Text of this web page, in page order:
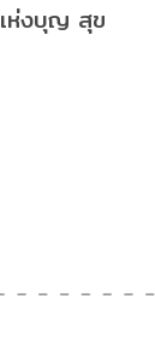
ห่งบุญ สุข